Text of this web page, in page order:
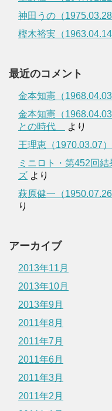
神田うの（1975.03.28
樫木裕実（1963.04.14
最近のコメント
金本知憲（1968.04.03
金本知憲（1968.04.03
との時代
より
王理恵（1970.03.07）
ミニロト・第452回結
ズ より
萩原健一（1950.07.26
り
アーカイブ
2013年11月
2013年10月
2013年9月
2011年8月
2011年7月
2011年6月
2011年3月
2011年2月